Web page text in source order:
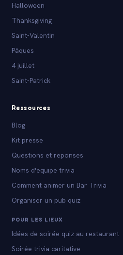
Halloween
Thanksgiving
Saint-Valentin
Pâques
4 juillet
Saint-Patrick
Ressources
Blog
Kit presse
Questions et reponses
Noms d'equipe trivia
Comment animer un Bar Trivia
Organiser un pub quiz
POUR LES LIEUX
Idées de soirée quiz au restaurant
Soirée trivia caritative